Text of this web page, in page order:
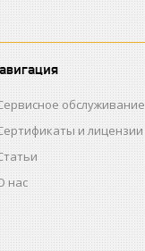
обслуживание
и лицензии
нас